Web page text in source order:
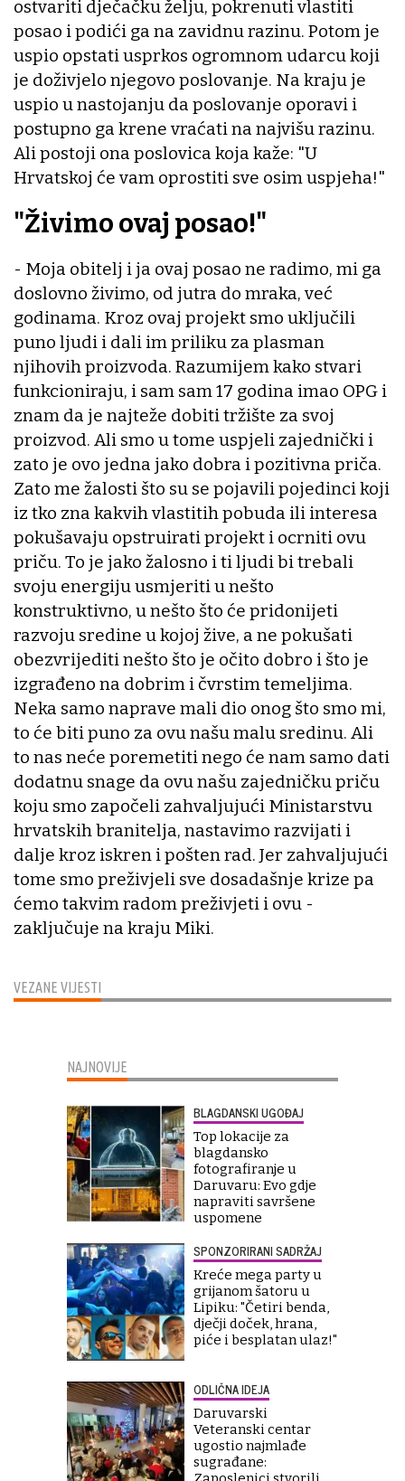
VEZANE VIJESTI
ostvariti dječačku želju, pokrenuti vlastiti
posao i podići ga na zavidnu razinu. Potom je
uspio opstati usprkos ogromnom udarcu koji
je doživjelo njegovo poslovanje. Na kraju je
uspio u nastojanju da poslovanje oporavi i
postupno ga krene vraćati na najvišu razinu.
Ali postoji ona poslovica koja kaže: "U
Hrvatskoj će vam oprostiti sve osim uspjeha!"
"Živimo ovaj posao!"
- Moja obitelj i ja ovaj posao ne radimo, mi ga
doslovno živimo, od jutra do mraka, već
godinama. Kroz ovaj projekt smo uključili
puno ljudi i dali im priliku za plasman
njihovih proizvoda. Razumijem kako stvari
funkcioniraju, i sam sam 17 godina imao OPG i
znam da je najteže dobiti tržište za svoj
proizvod. Ali smo u tome uspjeli zajednički i
zato je ovo jedna jako dobra i pozitivna priča.
Zato me žalosti što su se pojavili pojedinci koji
iz tko zna kakvih vlastitih pobuda ili interesa
pokušavaju opstruirati projekt i ocrniti ovu
priču. To je jako žalosno i ti ljudi bi trebali
svoju energiju usmjeriti u nešto
konstruktivno, u nešto što će pridonijeti
razvoju sredine u kojoj žive, a ne pokušati
obezvrijediti nešto što je očito dobro i što je
izgrađeno na dobrim i čvrstim temeljima.
Neka samo naprave mali dio onog što smo mi,
to će biti puno za ovu našu malu sredinu. Ali
to nas neće poremetiti nego će nam samo dati
dodatnu snage da ovu našu zajedničku priču
koju smo započeli zahvaljujući Ministarstvu
hrvatskih branitelja, nastavimo razvijati i
dalje kroz iskren i pošten rad. Jer zahvaljujući
tome smo preživjeli sve dosadašnje krize pa
ćemo takvim radom preživjeti i ovu -
zaključuje na kraju Miki.
NAJNOVIJE
BLAGDANSKI UGOĐAJ
Top lokacije za
blagdansko
fotografiranje u
Daruvaru: Evo gdje
napraviti savršene
uspomene
SPONZORIRANI SADRŽAJ
Kreće mega party u
grijanom šatoru u
Lipiku: "Četiri benda,
dječji doček, hrana,
piće i besplatan ulaz!"
ODLIČNA IDEJA
Daruvarski
Veteranski centar
ugostio najmlađe
sugrađane: